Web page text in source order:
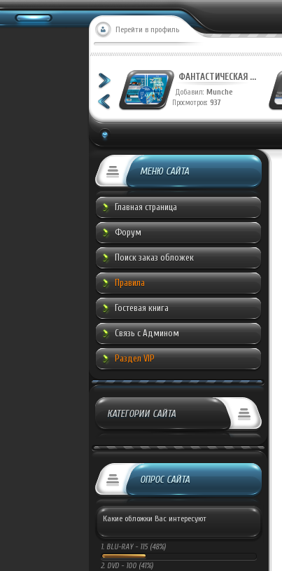
Перейти в профиль
ФАНТАСТИЧЕСКАЯ ...
Добавил: Munche
Просмотров: 937
МЕНЮ САЙТА
Главная страница
Форум
Поиск заказ обложек
Правила
Гостевая книга
Связь с Админом
Раздел VIP
КАТЕГОРИИ САЙТА
ОПРОС САЙТА
Какие обложки Вас интересуют
1. BLU-RAY - 115 (48%)
2. DVD - 100 (41%)